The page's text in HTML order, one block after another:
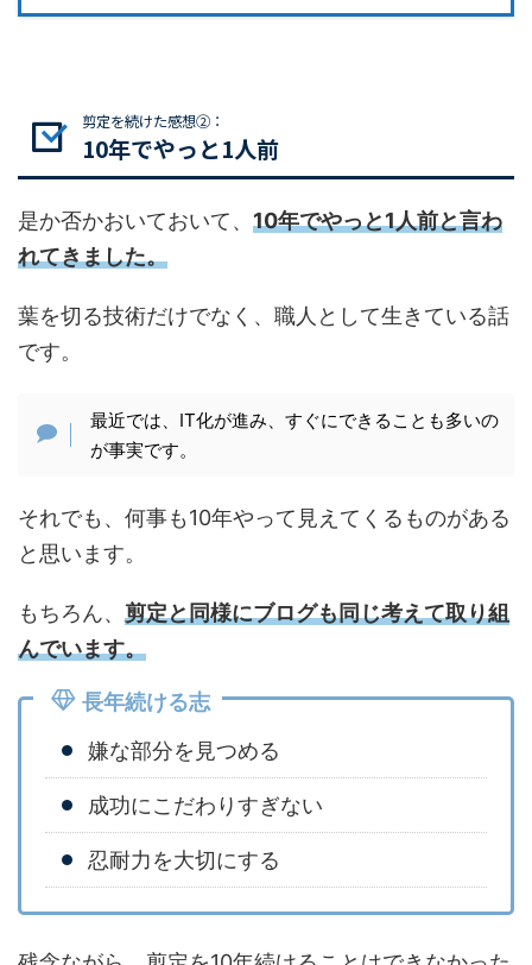
剪定を続けた感想②：
10年でやっと1人前
是か否かおいておいて、 10年でやっと1人前と言わ
れてきました。
葉を切る技術だけでなく、職人として生きている話
です。
最近では、IT化が進み、すぐにできることも多いの
が事実です。
それでも、何事も10年やって見えてくるものがある
と思います。
もちろん、 剪定と同様にブログも同じ考えて取り組
んでいます。
長年続ける志
嫌な部分を見つめる
成功にこだわりすぎない
忍耐力を大切にする